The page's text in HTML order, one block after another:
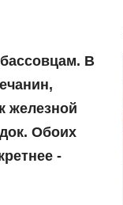
В
железной
Обоих
-